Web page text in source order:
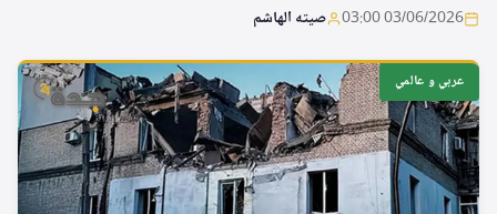
03/06/2026 03:00 صيته الهاشم
عربي و عالمي